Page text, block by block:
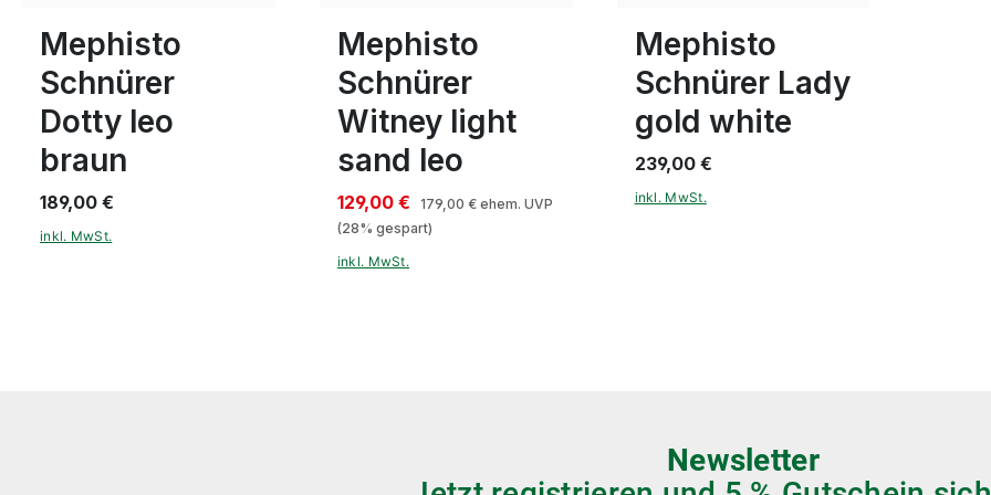
Mephisto
Schnürer
Dotty leo
braun
189,00 €
inkl. MwSt.
Mephisto
Schnürer
Witney light
sand leo
129,00 € 179,00 €ehem. UVP
(28% gespart)
inkl. MwSt.
Mephisto
Schnürer Lady
gold white
239,00 €
inkl. MwSt.
Newsletter